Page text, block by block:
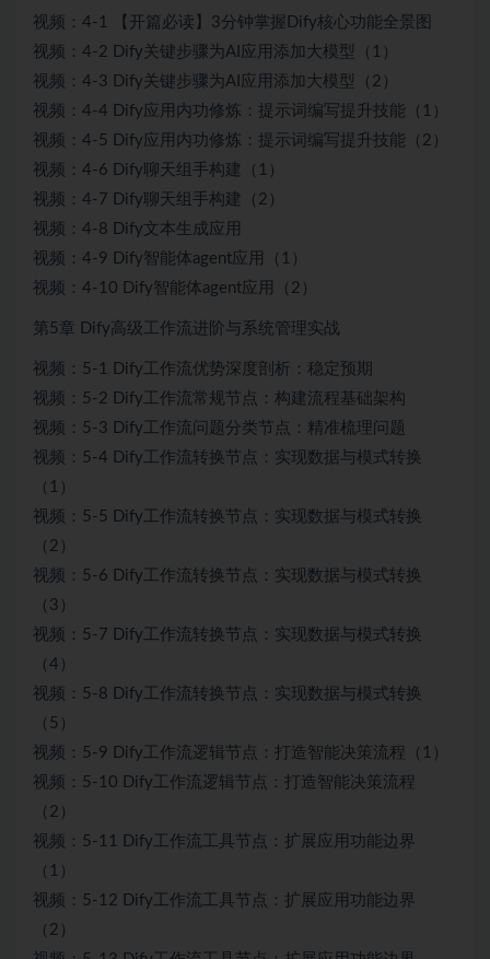
视频：4-1 【开篇必读】3分钟掌握Dify核心功能全景图
视频：4-2 Dify关键步骤为AI应用添加大模型（1）
视频：4-3 Dify关键步骤为AI应用添加大模型（2）
视频：4-4 Dify应用内功修炼：提示词编写提升技能（1）
视频：4-5 Dify应用内功修炼：提示词编写提升技能（2）
视频：4-6 Dify聊天组手构建（1）
视频：4-7 Dify聊天组手构建（2）
视频：4-8 Dify文本生成应用
视频：4-9 Dify智能体agent应用（1）
视频：4-10 Dify智能体agent应用（2）
第5章 Dify高级工作流进阶与系统管理实战
视频：5-1 Dify工作流优势深度剖析：稳定预期
视频：5-2 Dify工作流常规节点：构建流程基础架构
视频：5-3 Dify工作流问题分类节点：精准梳理问题
视频：5-4 Dify工作流转换节点：实现数据与模式转换
（1）
视频：5-5 Dify工作流转换节点：实现数据与模式转换
（2）
视频：5-6 Dify工作流转换节点：实现数据与模式转换
（3）
视频：5-7 Dify工作流转换节点：实现数据与模式转换
（4）
视频：5-8 Dify工作流转换节点：实现数据与模式转换
（5）
视频：5-9 Dify工作流逻辑节点：打造智能决策流程（1）
视频：5-10 Dify工作流逻辑节点：打造智能决策流程
（2）
视频：5-11 Dify工作流工具节点：扩展应用功能边界
（1）
视频：5-12 Dify工作流工具节点：扩展应用功能边界
（2）